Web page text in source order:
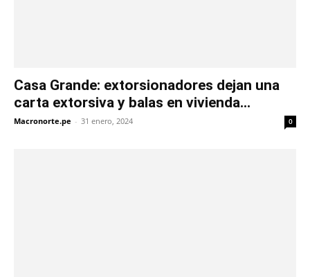
Casa Grande: extorsionadores dejan una
carta extorsiva y balas en vivienda...
Macronorte.pe - 31 enero, 2024 0